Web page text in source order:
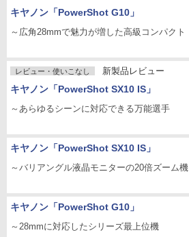
キヤノン「PowerShot G10」
～広角28mmで魅力が増した高級コンパクト
レビュー・使いこなし 新製品レビュー
キヤノン「PowerShot SX10 IS」
～あらゆるシーンに対応できる万能選手
キヤノン「PowerShot SX10 IS」
～バリアングル液晶モニターの20倍ズーム機
キヤノン「PowerShot G10」
～28mmに対応したシリーズ最上位機